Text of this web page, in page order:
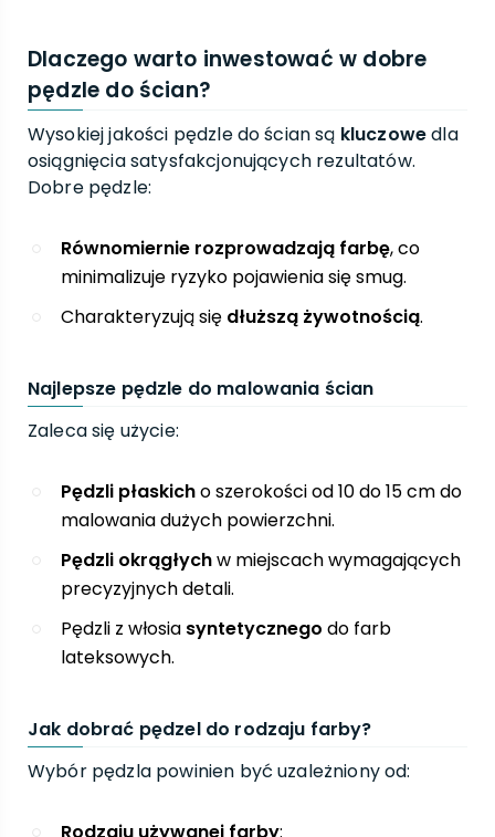
Dlaczego warto inwestować w dobre
pędzle do ścian?
Wysokiej jakości pędzle do ścian są kluczowedla
osiągnięcia satysfakcjonujących rezultatów.
Dobre pędzle:
Równomiernie rozprowadzają farbę, co
minimalizuje ryzyko pojawienia się smug.
Charakteryzują się dłuższą żywotnością.
Najlepsze pędzle do malowania ścian
Zaleca się użycie:
Pędzli płaskicho szerokości od 10 do 15 cm do
malowania dużych powierzchni.
Pędzli okrągłychw miejscach wymagających
precyzyjnych detali.
Pędzli z włosia syntetycznego do farb
lateksowych.
Jak dobrać pędzel do rodzaju farby?
Wybór pędzla powinien być uzależniony od: